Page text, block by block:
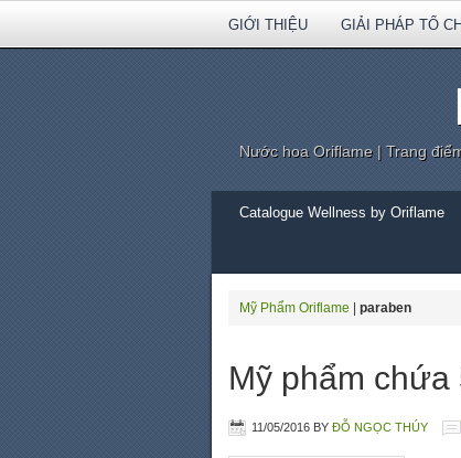
GIỚI THIỆU GIẢI PHÁP TỔ
Nước hoa Oriflame | Trang
Catalogue Wellness by Oriflame
Mỹ Phẩm Oriflame paraben
Mỹ phẩm
11/05/2016 BY ĐỖ NGỌC THÚY